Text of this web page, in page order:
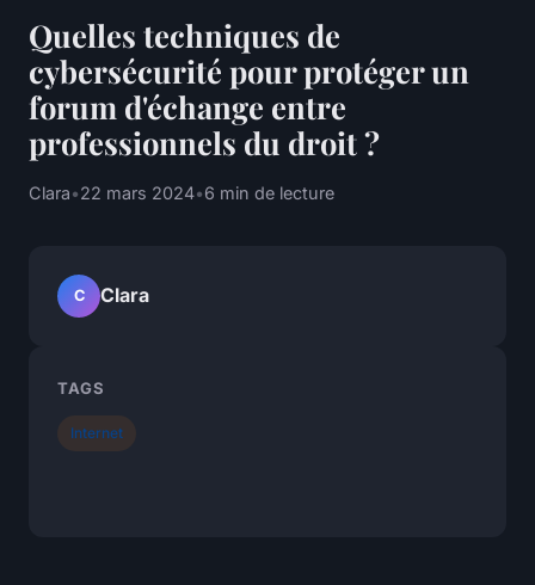
Quelles techniques de
cybersécurité pour protéger un
forum d'échange entre
professionnels du droit ?
Clara•22 mars 2024•6 min de lecture
C Clara
TAGS
Internet